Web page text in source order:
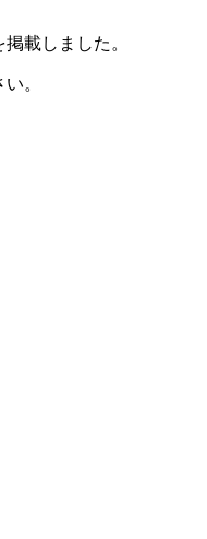
載しました。
。